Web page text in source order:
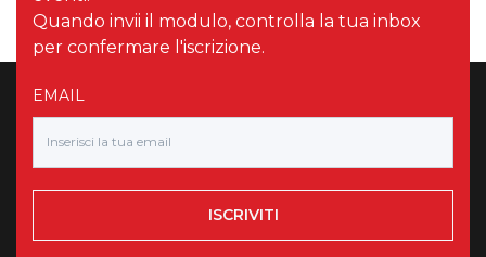
Quando invii il modulo, controlla la tua inbox
per confermare l'iscrizione.
EMAIL
ISCRIVITI